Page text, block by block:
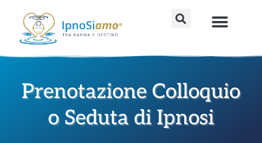
Prenotazione Colloquio
o Seduta di Ipnosi